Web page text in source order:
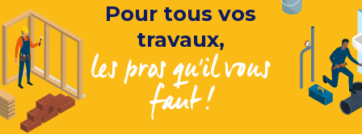
Pour tous vos
travaux,
les pros qu'il vous
faut !